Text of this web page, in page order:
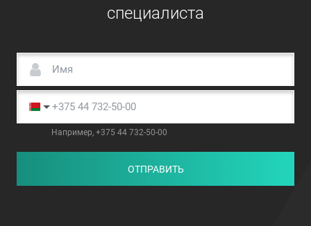
специалиста
Например, +375 44 732-50-00
ОТПРАВИТЬ